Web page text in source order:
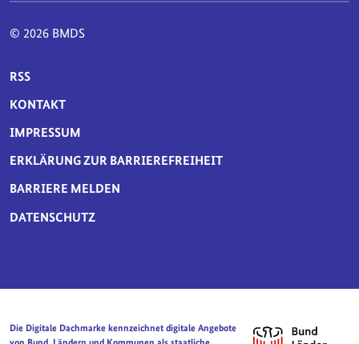
© 2026 BMDS
SERVICE-NAVIGATION FUSSBEREICH
RSS
KONTAKT
IMPRESSUM
ERKLÄRUNG ZUR BARRIEREFREIHEIT
BARRIERE MELDEN
DATENSCHUTZ
Die Digitale Dachmarke kennzeichnet digitale Angebote